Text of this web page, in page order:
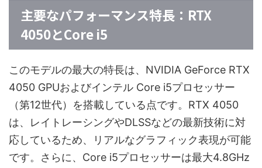
主要なパフォーマンス特長：RTX
4050とCore i5
このモデルの最大の特長は、NVIDIA GeForce RTX
4050 GPUおよびインテル Core i5プロセッサー
（第12世代）を搭載している点です。RTX 4050
は、レイトレーシングやDLSSなどの最新技術に対
応しているため、リアルなグラフィック表現が可能
です。さらに、Core i5プロセッサーは最大4.8GHz